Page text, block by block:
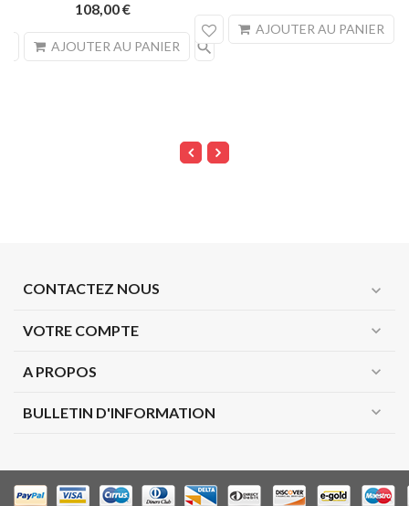
108,00 €
AJOUTER AU PANIER search
AJOUTER AU PANIER
CONTACTEZ NOUS expand_more
VOTRE COMPTE expand_more
A PROPOS expand_more
BULLETIN D'INFORMATION expand_more